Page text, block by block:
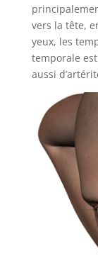
vers la tête,
yeux, les
temporale
aussi